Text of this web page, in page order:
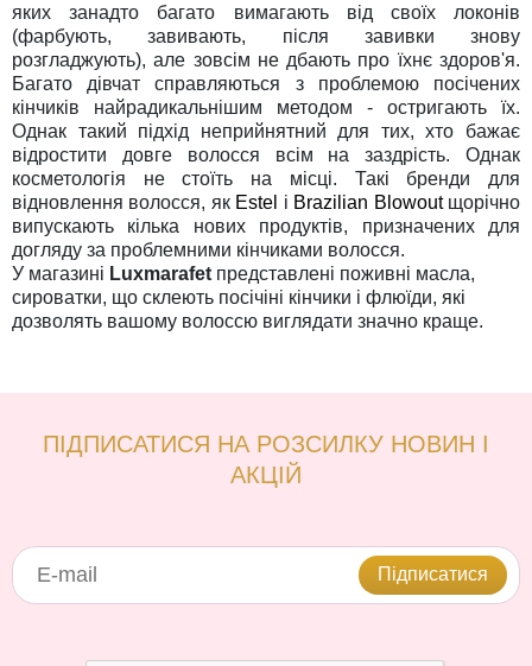
яких занадто багато вимагають від своїх локонів
(фарбують, завивають, після завивки знову
розгладжують), але зовсім не дбають про їхнє здоров'я.
Багато дівчат справляються з проблемою посічених
кінчиків найрадикальнішим методом - остригають їх.
Однак такий підхід неприйнятний для тих, хто бажає
відростити довге волосся всім на заздрість. Однак
косметологія не стоїть на місці. Такі бренди для
відновлення волосся, як Estel і Brazilian Blowoutщорічно
випускають кілька нових продуктів, призначених для
догляду за проблемними кінчиками волосся.
У магазині Luxmarafet представлені поживні масла,
сироватки, що склеють посічіні кінчики і флюїди, які
дозволять вашому волоссю виглядати значно краще.
ПІДПИСАТИСЯ НА РОЗСИЛКУ НОВИН І
АКЦІЙ
Підписатися